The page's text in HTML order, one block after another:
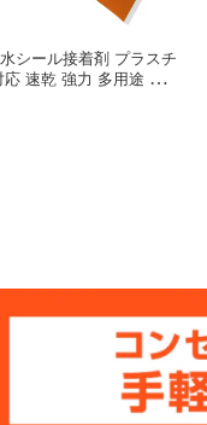
シール接着剤 プラスチ
応 速乾 強力 多用途 耐
接着剤 ボンド 固まる
照明 電子部品 DIY